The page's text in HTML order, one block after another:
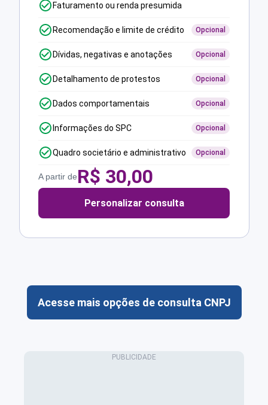
Faturamento ou renda presumida
Recomendação e limite de crédito Opcional
Dívidas, negativas e anotações Opcional
Detalhamento de protestos Opcional
Dados comportamentais Opcional
Informações do SPC Opcional
Quadro societário e administrativo Opcional
A partir deR$ 30,00
Personalizar consulta
Acesse mais opções de consulta CNPJ